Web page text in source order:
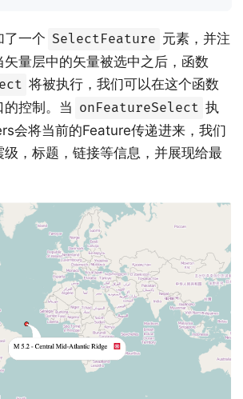
了一个 SelectFeature 元素，并注
量层中的矢量被选中之后，函数
将被执行，我们可以在这个函数
的控制。当 onFeatureSelect 执
会将当前的Feature传递进来，我们
，标题，链接等信息，并展现给最